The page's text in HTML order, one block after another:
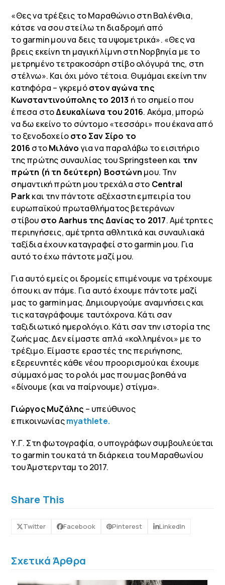
«Θες να τρέξεις το Μαραθώνιο στη Βαλένθια,
κάτσε να σου στείλω τη διαδρομή από
τοgarminμου να δεις τα υψομετρικά». «Θες να
βρεις εκείνη τη μαγική λίμνη στη Νορβηγία με το
μετρημένο τετρακοσάρη στίβο ολόγυρά της, στη
στέλνω». Και όχι μόνο τέτοια. Θυμάμαι εκείνη την
κατηφόρα – γκρεμόστον αγώνα της
Κωνσταντινούπολης το 2013 ή το σημείο που
έπεσα στοΔευκαλίωνα του 2016. Ακόμα, μπορώ
να δω εκείνο το σύντομο «τεσσάρι» που έκανα από
το ξενοδοχείοστο Σαν Σίρο το
2016 στοΜιλάνο για να παραλάβω το εισιτήριο
της πρώτης συναυλίας τουSpringsteen και την
πρώτη (ή τη δεύτερη) Βοστώνη μου. Την
σημαντική πρώτη μου τρεχάλα στο Central
Parkκαι την πάντοτε αξέχαστη εμπειρία του
ευρωπαϊκού πρωταθλήματος βετεράνων
στίβου στο Aarhus της Δανίας το 2017. Αμέτρητες
περιηγήσεις, αμέτρητα αθλητικά και συναυλιακά
ταξίδια έχουν καταγραφεί στοgarmin μου. Για
αυτό το έχω πάντοτε μαζί μου.
Για αυτό εμείς οι δρομείς επιμένουμε να τρέχουμε
όπου κι αν πάμε. Για αυτό έχουμε πάντοτε μαζί
μας το garminμας. Δημιουργούμε αναμνήσεις και
τις καταγράφουμε ταυτόχρονα. Κάτι σαν
ταξιδιωτικό ημερολόγιο. Κάτι σαν την ιστορία της
ζωής μας. Δεν είμαστε απλά «κολλημένοι» με το
τρέξιμο. Είμαστε εραστές της περιήγησης,
εξερευνητές κάθε νέου προορισμού και έχουμε
σύμμαχό μας το ρολόι μας που μας βοηθά να
«δίνουμε (και να παίρνουμε) στίγμα».
Γιώργος Μυζάλης – υπεύθυνος
επικοινωνίαςmyathlete.
Υ.Γ. Στη φωτογραφία, ο υπογράφων συμβουλεύεται
το garminτου κατά τη διάρκεια του Μαραθωνίου
του Άμστερνταμ το 2017.
Share This
Twitter Facebook Pinterest LinkedIn
Σχετικά Άρθρα